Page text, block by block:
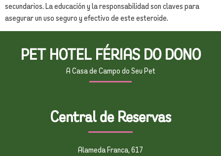
secundarios. La educación y la responsabilidad son claves para
asegurar un uso seguro y efectivo de este esteroide.
PET HOTEL FÉRIAS DO DONO
A Casa de Campo do Seu Pet
Central de Reservas
Alameda Franca, 617